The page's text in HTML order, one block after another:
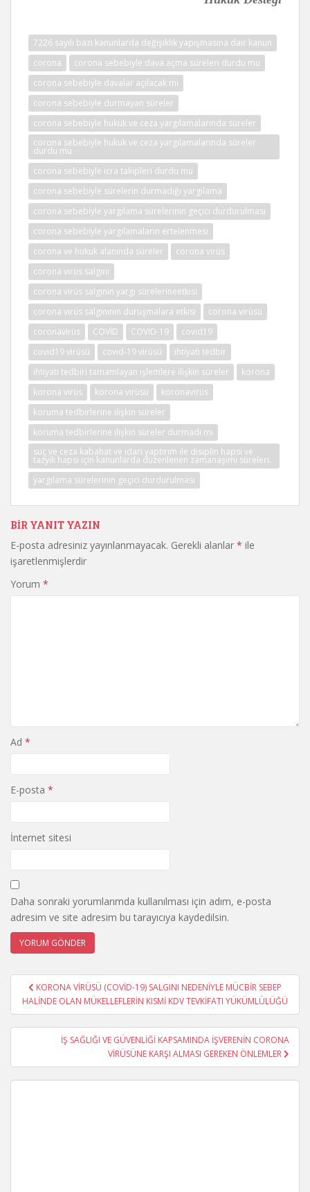
7226 sayılı bazı kanunlarda değişiklik yapışmasına dair kanun
corona
corona sebebiyle dava açma süreleri durdu mu
corona sebebiyle davalar açılacak mı
corona sebebiyle durmayan süreler
corona sebebiyle hukuk ve ceza yargılamalarında süreler
corona sebebiyle hukuk ve ceza yargılamalarında süreler
durdu mu
corona sebebiyle icra takipleri durdu mu
corona sebebiyle sürelerin durmadığı yargılama
corona sebebiyle yargılama sürelerinin geçici durdurulması
corona sebebiyle yargılamaların ertelenmesi
corona ve hukuk alanında süreler
corona virüs
corona virüs salgını
corona virüs salgının yargı sürelerineetkisi
corona virüs salgınının duruşmalara etkisi
corona virüsü
coronavirüs
COVİD COVİD-19
covid19
covid19 virüsü
covıd-19 virüsü
ihtiyati tedbir
ihtiyati tedbiri tamamlayan işlemlere ilişkin süreler
korona
korona virüs
korona virüsü
koronavirüs
koruma tedbirlerine ilişkin süreler
koruma tedbirlerine ilişkin süreler durmadı mı
suç ve ceza kabahat ve idari yaptırım ile disiplin hapsi ve
tazyik hapsi için kanunlarda düzenlenen zamanaşımı süreleri.
yargılama sürelerinin geçici durdurulması
BIR YANIT YAZIN
E-posta adresiniz yayınlanmayacak. Gerekli alanlar * ile
işaretlenmişlerdir
Yorum *
Ad *
E-posta *
İnternet sitesi
Daha sonraki yorumlarımda kullanılması için adım, e-posta
adresim ve site adresim bu tarayıcıya kaydedilsin.
Yazı
gezinmesi
KORONA VİRÜSÜ (COVİD-19) SALGINI NEDENİYLE MÜCBİR SEBEP
HALİNDE OLAN MÜKELLEFLERİN KISMİ KDV TEVKİFATI YÜKÜMLÜLÜĞÜ
İŞ SAĞLIĞI VE GÜVENLİĞİ KAPSAMINDA İŞVERENİN CORONA
VİRÜSÜNE KARŞI ALMASI GEREKEN ÖNLEMLER